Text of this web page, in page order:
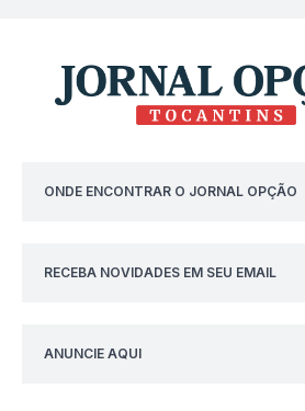
ONDE ENCONTRAR O JORNAL OPÇÃO
RECEBA NOVIDADES EM SEU EMAIL
ANUNCIE AQUI